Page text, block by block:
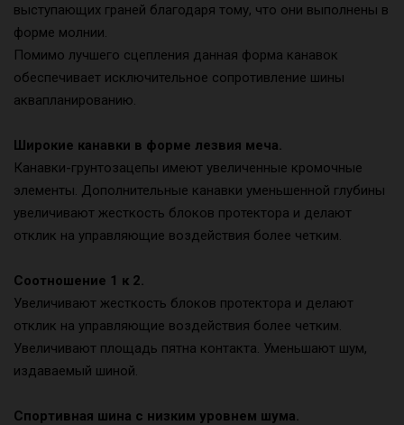
выступающих граней благодаря тому, что они выполнены в
форме молнии.
Помимо лучшего сцепления данная форма канавок
обеспечивает исключительное сопротивление шины
аквапланированию.
Широкие канавки в форме лезвия меча.
Канавки-грунтозацепы имеют увеличенные кромочные
элементы. Дополнительные канавки уменьшенной глубины
увеличивают жесткость блоков протектора и делают
отклик на управляющие воздействия более четким.
Соотношение 1 к 2.
Увеличивают жесткость блоков протектора и делают
отклик на управляющие воздействия более четким.
Увеличивают площадь пятна контакта. Уменьшают шум,
издаваемый шиной.
Спортивная шина с низким уровнем шума.